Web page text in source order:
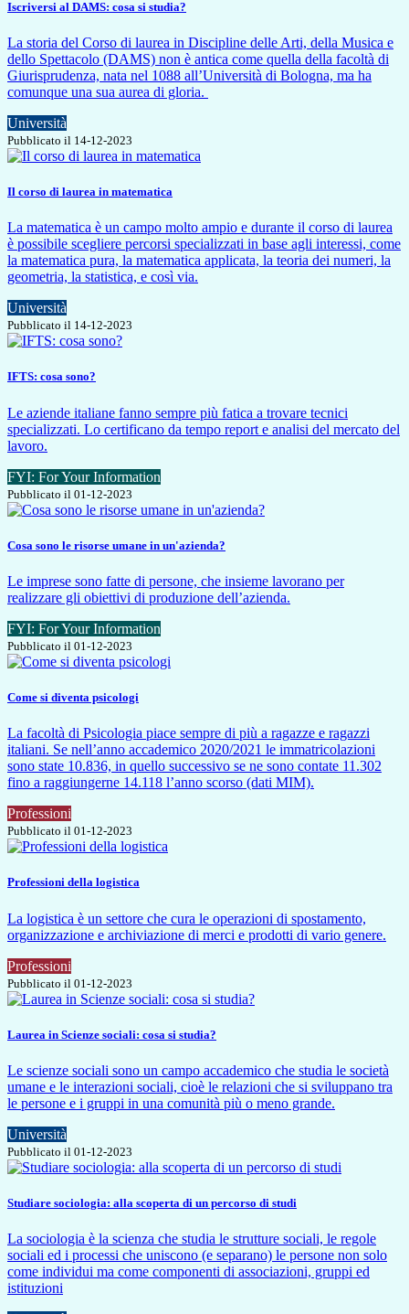
Iscriversi al DAMS: cosa si studia?
La storia del Corso di laurea in Discipline delle Arti, della Musica e
dello Spettacolo (DAMS) non è antica come quella della facoltà di
Giurisprudenza, nata nel 1088 all’Università di Bologna, ma ha
comunque una sua aurea di gloria.
Università
Pubblicato il 14-12-2023
Il corso di laurea in matematica
La matematica è un campo molto ampio e durante il corso di laurea
è possibile scegliere percorsi specializzati in base agli interessi, come
la matematica pura, la matematica applicata, la teoria dei numeri, la
geometria, la statistica, e così via.
Università
Pubblicato il 14-12-2023
IFTS: cosa sono?
Le aziende italiane fanno sempre più fatica a trovare tecnici
specializzati. Lo certificano da tempo report e analisi del mercato del
lavoro.
FYI: For Your Information
Pubblicato il 01-12-2023
Cosa sono le risorse umane in un'azienda?
Le imprese sono fatte di persone, che insieme lavorano per
realizzare gli obiettivi di produzione dell’azienda.
FYI: For Your Information
Pubblicato il 01-12-2023
Come si diventa psicologi
La facoltà di Psicologia piace sempre di più a ragazze e ragazzi
italiani. Se nell’anno accademico 2020/2021 le immatricolazioni
sono state 10.836, in quello successivo se ne sono contate 11.302
fino a raggiungerne 14.118 l’anno scorso (dati MIM).
Professioni
Pubblicato il 01-12-2023
Professioni della logistica
La logistica è un settore che cura le operazioni di spostamento,
organizzazione e archiviazione di merci e prodotti di vario genere.
Professioni
Pubblicato il 01-12-2023
Laurea in Scienze sociali: cosa si studia?
Le scienze sociali sono un campo accademico che studia le società
umane e le interazioni sociali, cioè le relazioni che si sviluppano tra
le persone e i gruppi in una comunità più o meno grande.
Università
Pubblicato il 01-12-2023
Studiare sociologia: alla scoperta di un percorso di studi
La sociologia è la scienza che studia le strutture sociali, le regole
sociali ed i processi che uniscono (e separano) le persone non solo
come individui ma come componenti di associazioni, gruppi ed
istituzioni